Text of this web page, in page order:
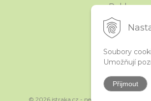
Soubory
Umožňují
Přijmout
Ochrana
© 2026 istraka.cz - nejtřpytivější korálky a